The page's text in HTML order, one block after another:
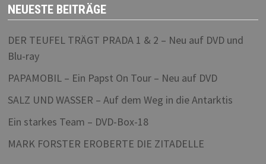
NEUESTE BEITRÄGE
DER TEUFEL TRÄGT PRADA 1 & 2 – Neu auf DVD und
Blu-ray
PAPAMOBIL – Ein Papst On Tour – Neu auf DVD
SALZ UND WASSER – Auf dem Weg in die Antarktis
Ein starkes Team – DVD-Box-18
MARK FORSTER EROBERTE DIE ZITADELLE